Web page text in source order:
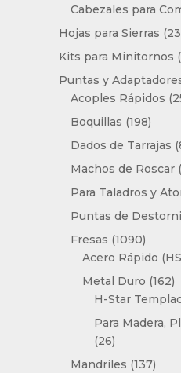
Cabezales para
Hojas para Sierras 23
Kits para Minitornos
Puntas y
Acoples Rápidos
Boquillas 198198
Dados de Tarrajas
Machos de Roscar
Para Taladros y
Puntas de
Fresas 10901090
Acero Rápido
Metal Duro 162
H-Star
Para Madera,
2626
productos
Mandriles 137137